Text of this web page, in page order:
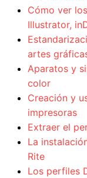
Cómo ver
Illustrator,
artes
Aparatos y
color
Creación y
impresoras
Extraer el
La
Rite
Los perfiles